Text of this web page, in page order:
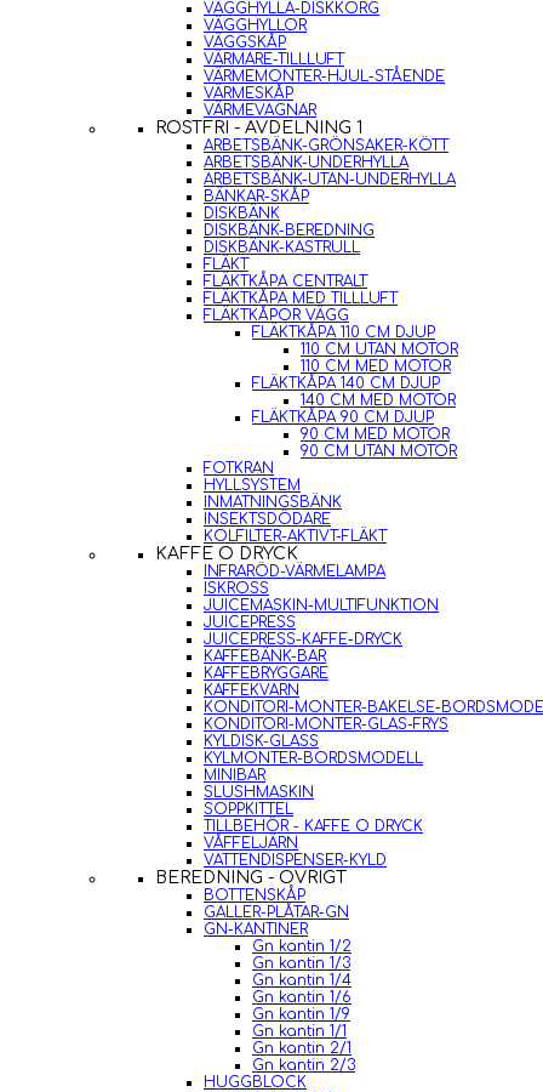
VÄGGHYLLA-DISKKORG
VÄGGHYLLOR
VÄGGSKÅP
VÄRMARE-TILLLUFT
VÄRMEMONTER-HJUL-STÅENDE
VÄRMESKÅP
VÄRMEVAGNAR
ROSTFRI - AVDELNING 1
ARBETSBÄNK-GRÖNSAKER-KÖTT
ARBETSBÄNK-UNDERHYLLA
ARBETSBÄNK-UTAN-UNDERHYLLA
BÄNKAR-SKÅP
DISKBÄNK
DISKBÄNK-BEREDNING
DISKBÄNK-KASTRULL
FLÄKT
FLÄKTKÅPA CENTRALT
FLÄKTKÅPA MED TILLLUFT
FLÄKTKÅPOR VÄGG
FLÄKTKÅPA 110 CM DJUP
110 CM UTAN MOTOR
110 CM MED MOTOR
FLÄKTKÅPA 140 CM DJUP
140 CM MED MOTOR
FLÄKTKÅPA 90 CM DJUP
90 CM MED MOTOR
90 CM UTAN MOTOR
FOTKRAN
HYLLSYSTEM
INMATNINGSBÄNK
INSEKTSDÖDARE
KOLFILTER-AKTIVT-FLÄKT
KAFFE O DRYCK
INFRARÖD-VÄRMELAMPA
ISKROSS
JUICEMASKIN-MULTIFUNKTION
JUICEPRESS
JUICEPRESS-KAFFE-DRYCK
KAFFEBÄNK-BAR
KAFFEBRYGGARE
KAFFEKVARN
KONDITORI-MONTER-BAKELSE-
KONDITORI-MONTER-GLAS-FRYS
KYLDISK-GLASS
KYLMONTER-BORDSMODELL
MINIBAR
SLUSHMASKIN
SOPPKITTEL
TILLBEHÖR - KAFFE O DRYCK
VÅFFELJÄRN
VATTENDISPENSER-KYLD
BEREDNING - ÖVRIGT
BOTTENSKÅP
GALLER-PLÅTAR-GN
GN-KANTINER
Gn kantin 1/2
Gn kantin 1/3
Gn kantin 1/4
Gn kantin 1/6
Gn kantin 1/9
Gn kantin 1/1
Gn kantin 2/1
Gn kantin 2/3
HUGGBLOCK